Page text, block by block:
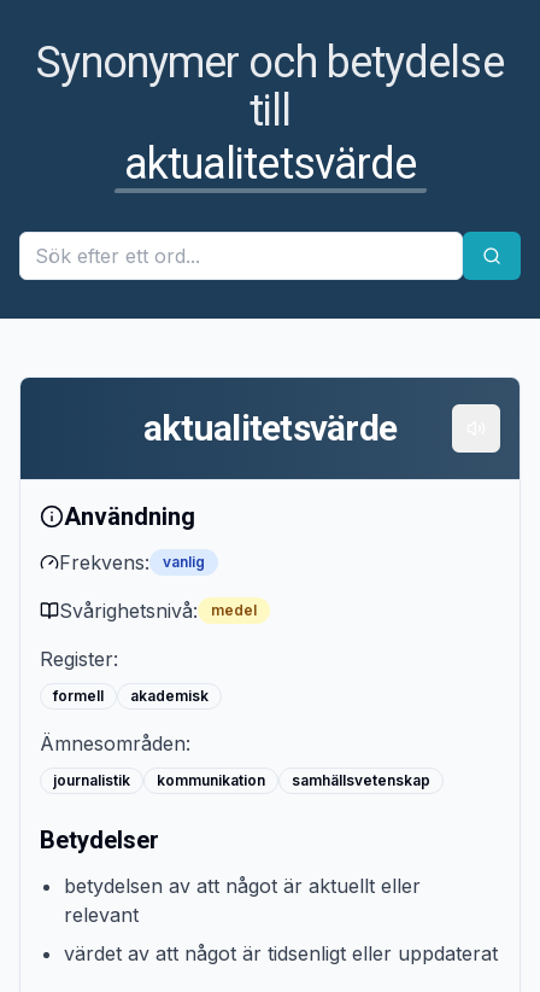
Synonymer och betydelse
till
aktualitetsvärde
aktualitetsvärde
Användning
Frekvens: vanlig
Svårighetsnivå: medel
Register:
formell akademisk
Ämnesområden:
journalistik kommunikation samhällsvetenskap
Betydelser
betydelsen av att något är aktuellt eller
relevant
värdet av att något är tidsenligt eller uppdaterat